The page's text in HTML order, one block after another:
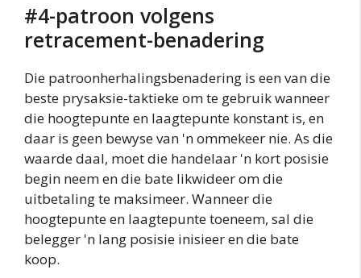
#4-patroon volgens
retracement-benadering
Die patroonherhalingsbenadering is een van die
beste prysaksie-taktieke om te gebruik wanneer
die hoogtepunte en laagtepunte konstant is, en
daar is geen bewyse van 'n ommekeer nie. As die
waarde daal, moet die handelaar 'n kort posisie
begin neem en die bate likwideer om die
uitbetaling te maksimeer. Wanneer die
hoogtepunte en laagtepunte toeneem, sal die
belegger 'n lang posisie inisieer en die bate
koop.